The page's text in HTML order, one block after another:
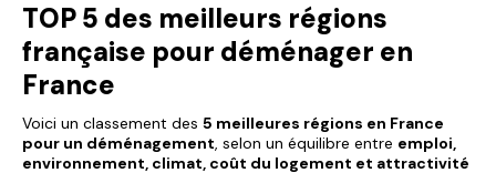
TOP 5 des meilleurs régions
française pour déménager en
France
Voici un classement des 5 meilleures régions en France
pour un déménagement, selon un équilibre entre emploi,
environnement, climat, coût du logement et attractivité